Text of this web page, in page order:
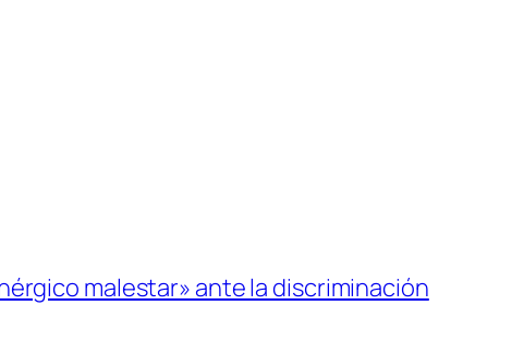
malestar» ante la discriminación